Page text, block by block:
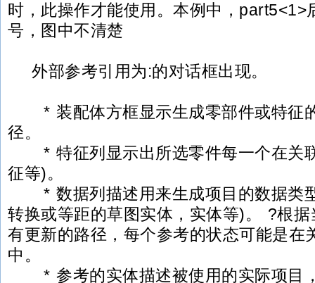
时，此操作才能使用。本例中，part5<1>
号，图中不清楚
外部参考引用为:的对话框出现。
* 装配体方框显示生成零部件或特征
径。
* 特征列显示出所选零件每一个在关
征等)。
* 数据列描述用来生成项目的数据类
转换或等距的草图实体，实体等)。 ?根
有更新的路径，每个参考的状态可能是在
中。
* 参考的实体描述被使用的实际项目